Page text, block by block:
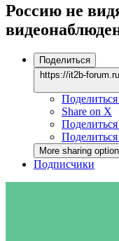
Россию не
Поделиться
https://it2b-
Share on X
More sharing
Подписчики